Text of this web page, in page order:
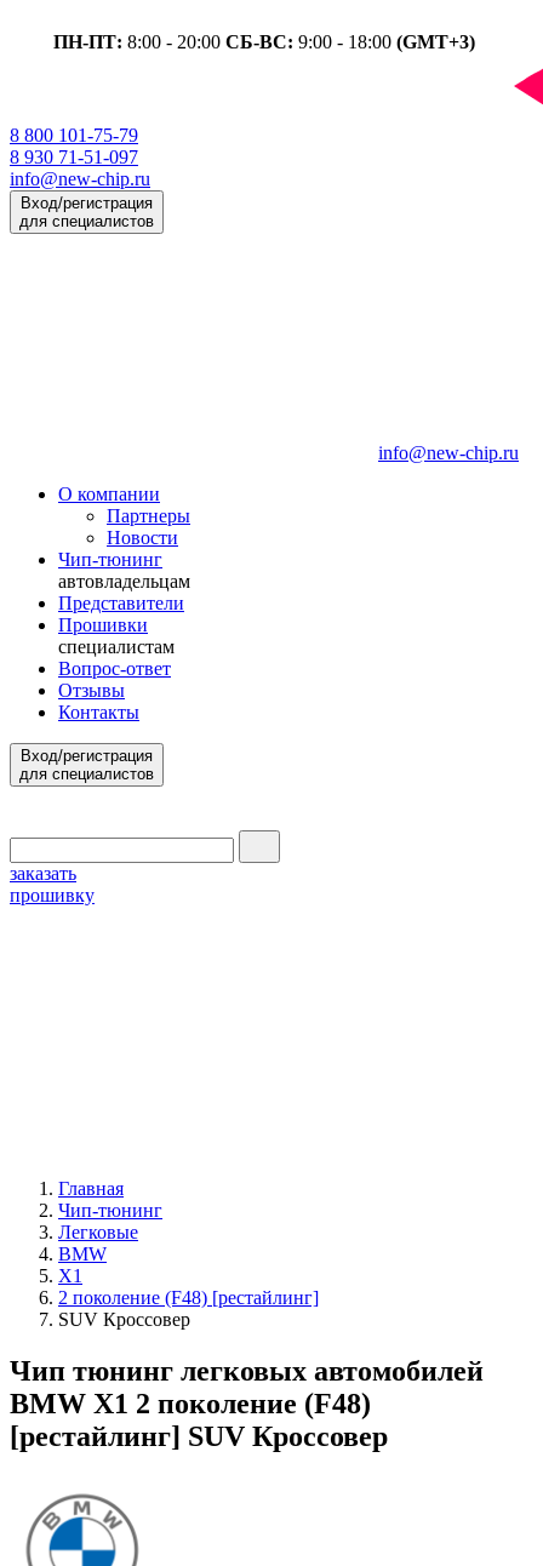
ПН-ПТ: 8:00 - 20:00 СБ-ВС: 9:00 - 18:00 (GMT+3)
8 800 101-75-79
8 930 71-51-097
info@new-chip.ru
Вход/регистрация
для специалистов
info@new-chip.ru
О компании
Партнеры
Новости
Чип-тюнинг
автовладельцам
Представители
Прошивки
специалистам
Вопрос-ответ
Отзывы
Контакты
Вход/регистрация
для специалистов
заказать
прошивку
Главная
Чип-тюнинг
Легковые
BMW
X1
2 поколение (F48) [рестайлинг]
SUV Кроссовер
Чип тюнинг легковых автомобилей
BMW X1 2 поколение (F48)
[рестайлинг] SUV Кроссовер